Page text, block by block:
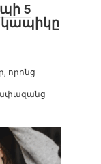
5
կապիկը
որոնց